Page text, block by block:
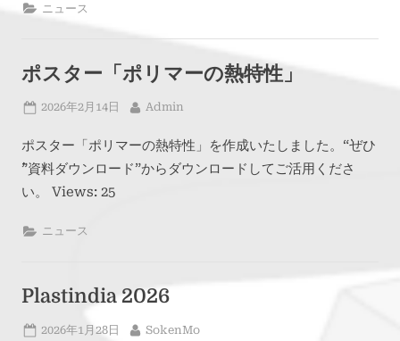
導
入
し
た
ニュース
ポスター「ポリマーの熱特性」
Posted
2026年2月14日 By
Admin
ポスター「ポリマーの熱特性」を作成いたしました。“`ぜひ
`”資料ダウンロード”からダウンロードしてご活用くださ
い。 Views: 25
ニュース
Plastindia 2026
Posted
2026年1月28日 By
SokenMo